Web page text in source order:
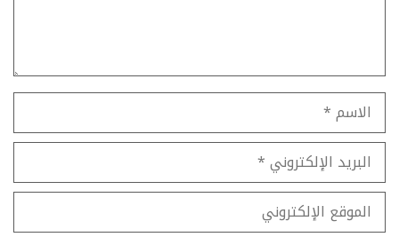
الاسم
البريد
الإلكتروني
الموقع
الإلكتروني